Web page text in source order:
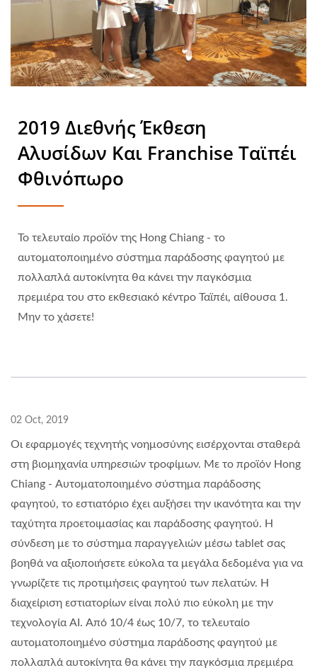
2019 Διεθνής Έκθεση
Αλυσίδων Και Franchise Ταϊπέι
Φθινόπωρο
Το τελευταίο προϊόν της Hong Chiang - το
αυτοματοποιημένο σύστημα παράδοσης φαγητού με
πολλαπλά αυτοκίνητα θα κάνει την παγκόσμια
πρεμιέρα του στο εκθεσιακό κέντρο Ταϊπέι, αίθουσα 1.
Μην το χάσετε!
02 Oct, 2019
Οι εφαρμογές τεχνητής νοημοσύνης εισέρχονται σταθερά
στη βιομηχανία υπηρεσιών τροφίμων. Με το προϊόν Hong
Chiang - Αυτοματοποιημένο σύστημα παράδοσης
φαγητού, το εστιατόριο έχει αυξήσει την ικανότητα και την
ταχύτητα προετοιμασίας και παράδοσης φαγητού. Η
σύνδεση με το σύστημα παραγγελιών μέσω tablet σας
βοηθά να αξιοποιήσετε εύκολα τα μεγάλα δεδομένα για να
γνωρίζετε τις προτιμήσεις φαγητού των πελατών. Η
διαχείριση εστιατορίων είναι πολύ πιο εύκολη με την
τεχνολογία AI. Από 10/4 έως 10/7, το τελευταίο
αυτοματοποιημένο σύστημα παράδοσης φαγητού με
πολλαπλά αυτοκίνητα θα κάνει την παγκόσμια πρεμιέρα